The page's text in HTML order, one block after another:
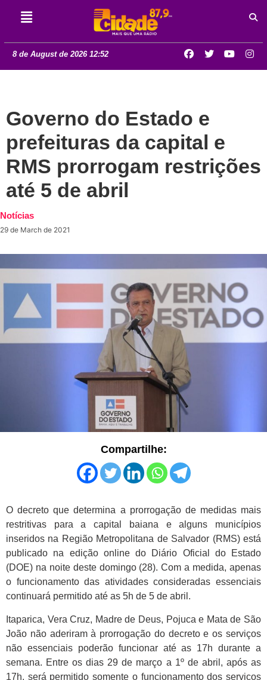
8 de August de 2026 12:52
Governo do Estado e
prefeituras da capital e
RMS prorrogam restrições
até 5 de abril
Notícias
29 de March de 2021
Compartilhe:
O decreto que determina a prorrogação de medidas mais
restritivas para a capital baiana e alguns municípios
inseridos na Região Metropolitana de Salvador (RMS) está
publicado na edição online do Diário Oficial do Estado
(DOE) na noite deste domingo (28). Com a medida, apenas
o funcionamento das atividades consideradas essenciais
continuará permitido até as 5h de 5 de abril.
Itaparica, Vera Cruz, Madre de Deus, Pojuca e Mata de São
João não aderiram à prorrogação do decreto e os serviços
não essenciais poderão funcionar até as 17h durante a
semana. Entre os dias 29 de março a 1º de abril, após as
17h, será permitido somente o funcionamento dos serviços